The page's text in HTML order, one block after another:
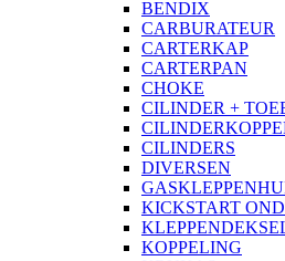
BENDIX
CARBURATEUR
CARTERKAP
CARTERPAN
CHOKE
CILINDER +
CILINDERS
DIVERSEN
KICKSTART
KOPPELING